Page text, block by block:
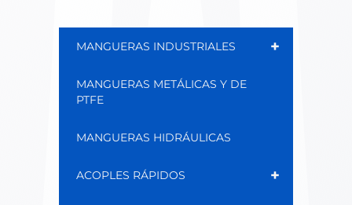
+
MANGUERAS INDUSTRIALES
MANGUERAS METÁLICAS Y DE
PTFE
MANGUERAS HIDRÁULICAS
+
ACOPLES RÁPIDOS